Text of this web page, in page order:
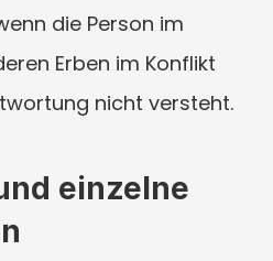
die Person im
Erben im Konflikt
nicht versteht.
einzelne